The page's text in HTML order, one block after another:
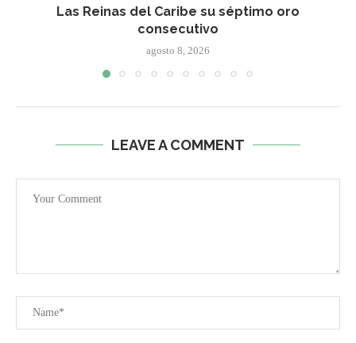
Las Reinas del Caribe su séptimo oro
consecutivo
agosto 8, 2026
LEAVE A COMMENT